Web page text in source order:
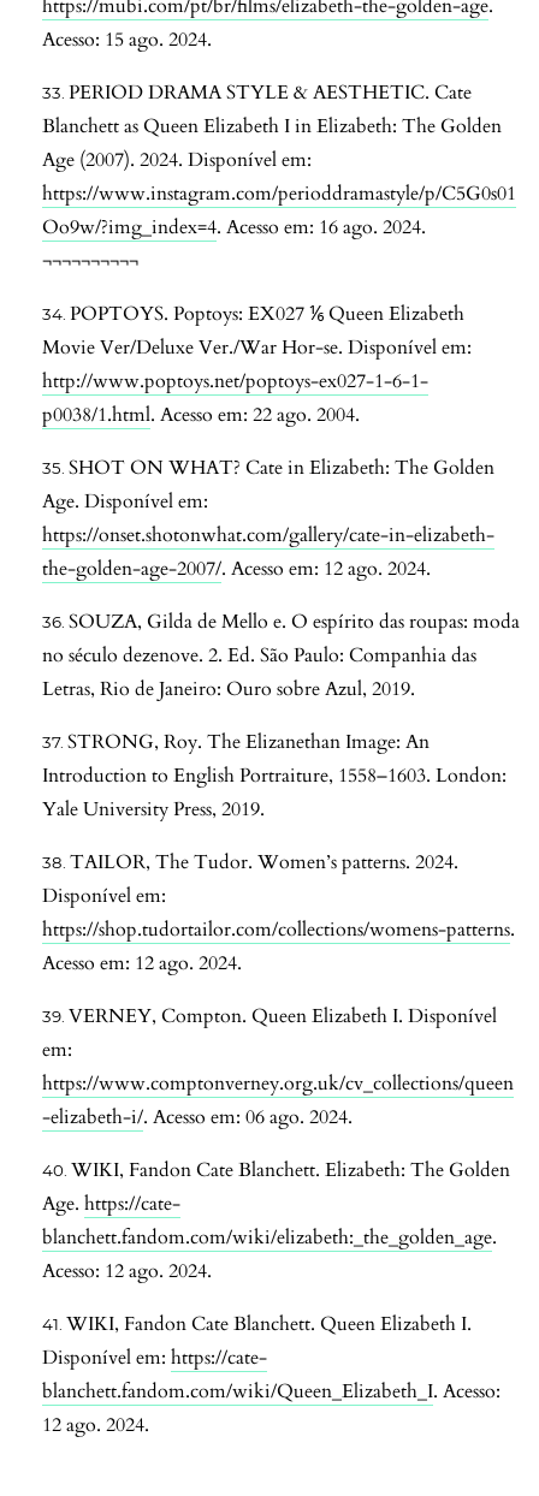
https://mubi.com/pt/br/films/elizabeth-the-golden-age.
Acesso: 15 ago. 2024.
PERIOD DRAMA STYLE & AESTHETIC. Cate
Blanchett as Queen Elizabeth I in Elizabeth: The Golden
Age (2007). 2024. Disponível em:
https://www.instagram.com/perioddramastyle/p/C5G0s01
Oo9w/?img_index=4. Acesso em: 16 ago. 2024.
¬¬¬¬¬¬¬¬¬¬
POPTOYS. Poptoys: EX027 ⅙ Queen Elizabeth
Movie Ver/Deluxe Ver./War Hor-se. Disponível em:
http://www.poptoys.net/poptoys-ex027-1-6-1-
p0038/1.html. Acesso em: 22 ago. 2004.
SHOT ON WHAT? Cate in Elizabeth: The Golden
Age. Disponível em:
https://onset.shotonwhat.com/gallery/cate-in-elizabeth-
the-golden-age-2007/. Acesso em: 12 ago. 2024.
SOUZA, Gilda de Mello e. O espírito das roupas: moda
no século dezenove. 2. Ed. São Paulo: Companhia das
Letras, Rio de Janeiro: Ouro sobre Azul, 2019.
STRONG, Roy. The Elizanethan Image: An
Introduction to English Portraiture, 1558–1603. London:
Yale University Press, 2019.
TAILOR, The Tudor. Women’s patterns. 2024.
Disponível em:
https://shop.tudortailor.com/collections/womens-patterns.
Acesso em: 12 ago. 2024.
VERNEY, Compton. Queen Elizabeth I. Disponível
em:
https://www.comptonverney.org.uk/cv_collections/queen
-elizabeth-i/. Acesso em: 06 ago. 2024.
WIKI, Fandon Cate Blanchett. Elizabeth: The Golden
Age. https://cate-
blanchett.fandom.com/wiki/elizabeth:_the_golden_age.
Acesso: 12 ago. 2024.
WIKI, Fandon Cate Blanchett. Queen Elizabeth I.
Disponível em: https://cate-
blanchett.fandom.com/wiki/Queen_Elizabeth_I. Acesso:
12 ago. 2024.